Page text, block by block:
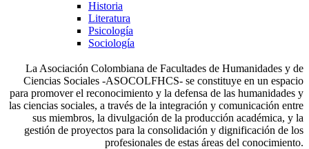
Historia
Literatura
Psicología
Sociología
La Asociación Colombiana de Facultades de Humanidades y de
Ciencias Sociales -ASOCOLFHCS- se constituye en un espacio
para promover el reconocimiento y la defensa de las humanidades y
las ciencias sociales, a través de la integración y comunicación entre
sus miembros, la divulgación de la producción académica, y la
gestión de proyectos para la consolidación y dignificación de los
profesionales de estas áreas del conocimiento.